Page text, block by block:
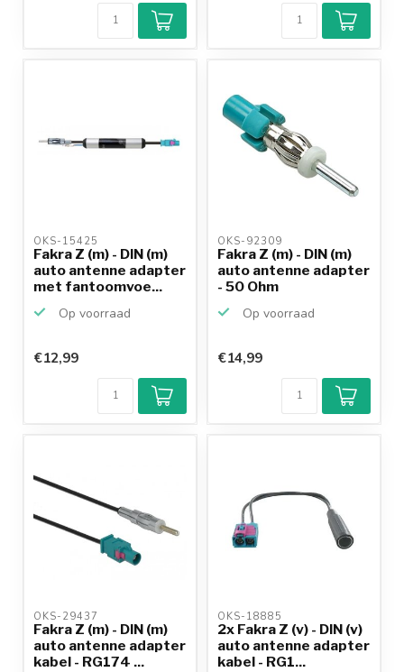
OKS-15425
Fakra Z (m) - DIN (m)
auto antenne adapter
met fantoomvoe...
Op voorraad
€12,99
OKS-92309
Fakra Z (m) - DIN (m)
auto antenne adapter
- 50 Ohm
Op voorraad
€14,99
OKS-29437
Fakra Z (m) - DIN (m)
auto antenne adapter
kabel - RG174 ...
OKS-18885
2x Fakra Z (v) - DIN (v)
auto antenne adapter
kabel - RG1...